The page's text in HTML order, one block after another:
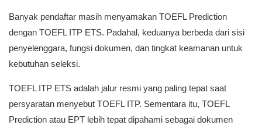
sesuai dengan kebutuhan seleksi.
Pastikan nama pada sertifikat sama dengan identitas
pendaftaran.
sesuai ketentuan.
Pastikan sertifikat diterbitkan paling lama 2 tahun
sebelumnya.